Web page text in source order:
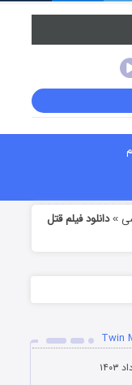
»دانلود فیلم قتل